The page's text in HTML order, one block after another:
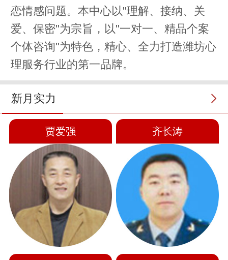
恋情感问题。本中心以"理解、接纳、关
爱、保密"为宗旨，以"一对一、精品个案
个体咨询"为特色，精心、全力打造潍坊心
理服务行业的第一品牌。
新月实力
贾爱强 齐长涛